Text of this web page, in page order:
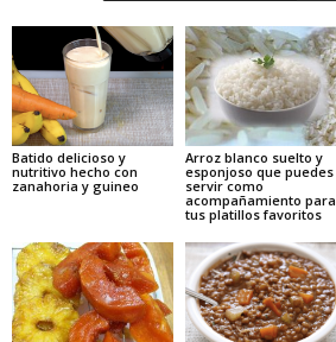
Batido delicioso y
nutritivo hecho con
zanahoria y guineo
Arroz blanco suelto y
esponjoso que puedes
servir como
acompañamiento para
tus platillos favoritos